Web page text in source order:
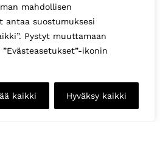
mahdollisen
antaa suostumuksesi
Pystyt muuttamaan
ikonin
kaikki Hyväksy kaikki